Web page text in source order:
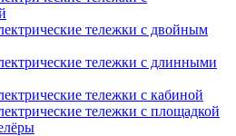
тележки с двойным
тележки с длинными
тележки с кабиной
тележки с площадкой